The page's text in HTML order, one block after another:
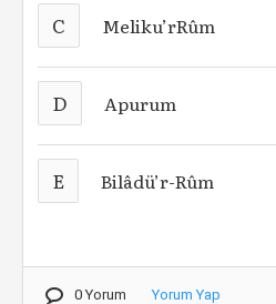
C Meliku’rRûm
D Apurum
E Bilâdü’r-Rûm
0 Yorum Yorum Yap